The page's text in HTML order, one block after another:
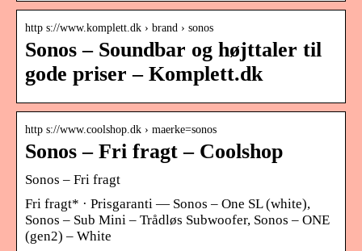
http s://www.komplett.dk › brand › sonos
Sonos – Soundbar og højttaler til
gode priser – Komplett.dk
http s://www.coolshop.dk › maerke=sonos
Sonos – Fri fragt – Coolshop
Sonos – Fri fragt
Fri fragt* · Prisgaranti — Sonos – One SL (white),
Sonos – Sub Mini – Trådløs Subwoofer, ​Sonos – ONE
(gen2) – White